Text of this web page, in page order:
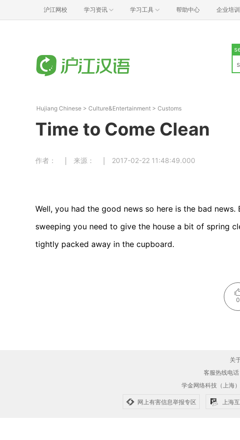
沪江网校 学习资讯 学习工具 帮助中心 企业培训
Hujiang Chinese > Culture&Entertainment > Customs
Time to Come Clean
作者： 来源： 2017-02-22 11:48:49.000
Well, you had the good news so here is the bad
sweeping you need to give the house a bit of spring
tightly packed away in the cupboard.
0
关
客服热线电
学金网络科技（上海
网上有害信息举报专区 上海